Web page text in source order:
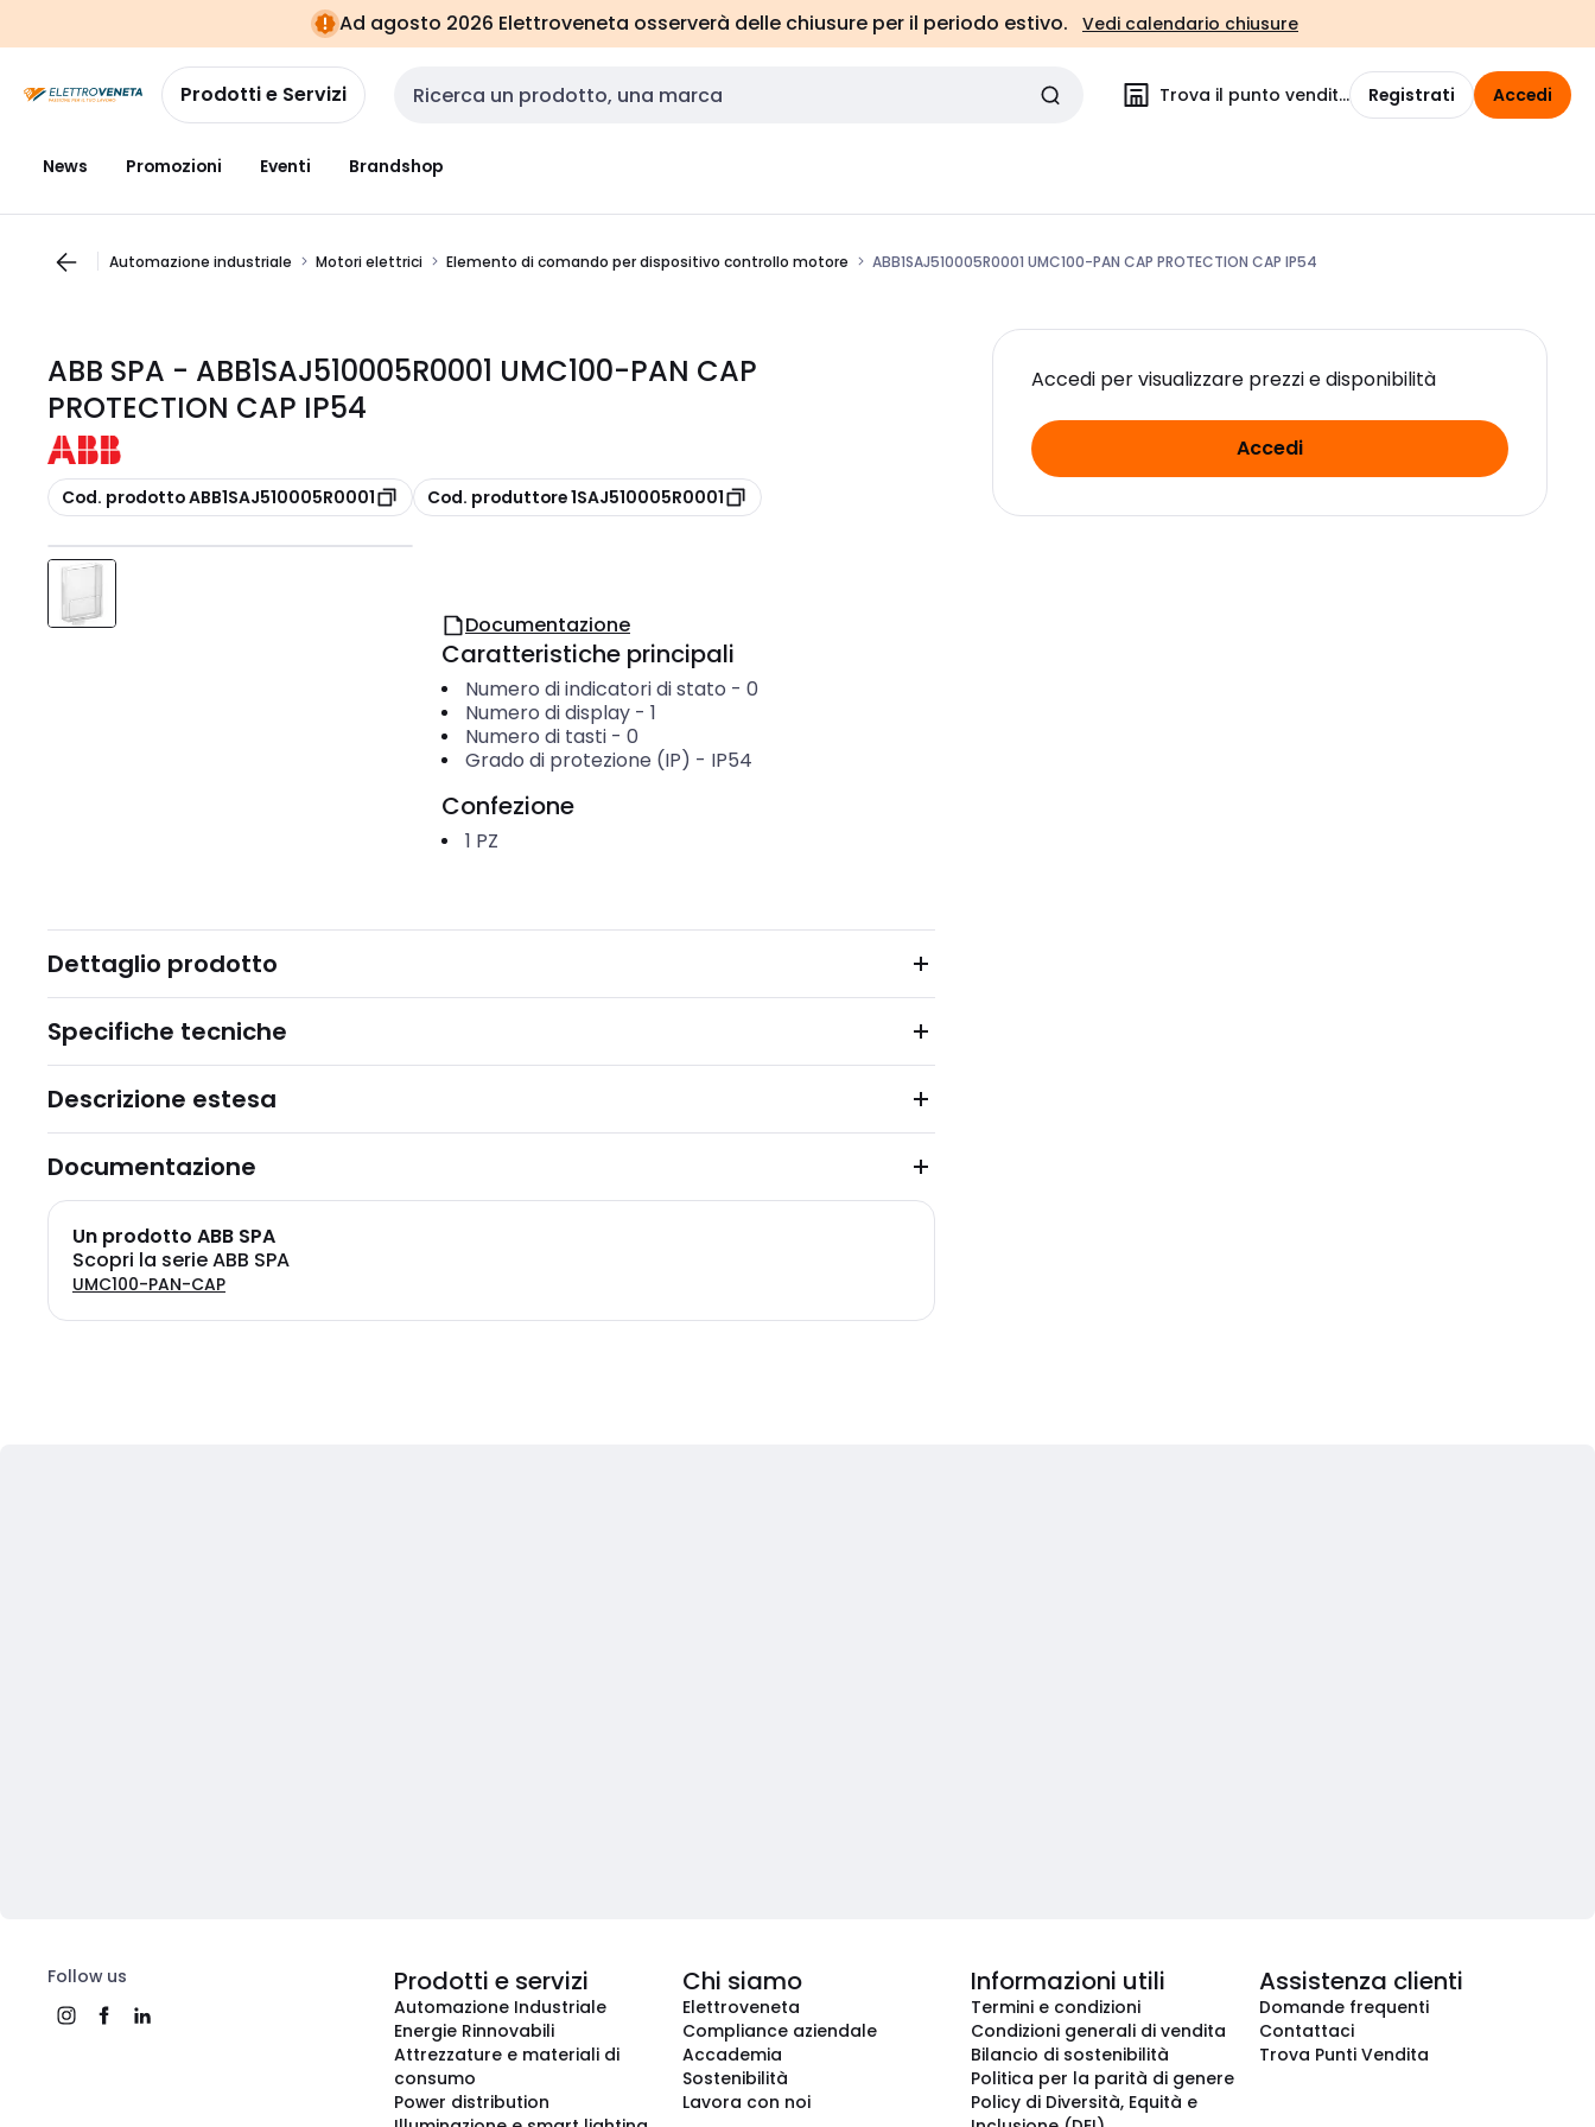
navigazionealla
pagina
Ad agosto 2026 Elettroveneta osserverà delle chiusure per il periodo estivo. Vedi calendario chiusure
Prodotti e Servizi Cerca input Trova il punto vendita Registrati Accedi
News Promozioni Eventi Brandshop
Automazione industriale Motori elettrici Elemento di comando per dispositivo controllo motore ABB1SAJ510005R0001 UMC100-PAN CAP PROTECTION CAP IP54
ABB SPA - ABB1SAJ510005R0001 UMC100-PAN CAP
PROTECTION CAP IP54
copia
Cod. prodotto ABB1SAJ510005R0001 copia
Cod. produttore 1SAJ510005R0001
Accedi per visualizzare prezzi e disponibilità
Accedi
Documentazione
Caratteristiche principali
Numero di indicatori di stato - 0
Numero di display- 1
Numero di tasti- 0
Grado di protezione (IP) - IP54
Confezione
1 PZ
Dettaglio prodotto
Specifiche tecniche
Descrizione estesa
Documentazione
Un prodotto ABB SPA
Scopri la serie ABB SPA
UMC100-PAN-CAP
Follow us Prodotti e servizi
Automazione Industriale
Energie Rinnovabili
Attrezzature e materiali di
consumo
Power distribution
Chi siamo
Elettroveneta
Compliance aziendale
Accademia
Sostenibilità
Lavora con noi
Informazioni utili
Termini e condizioni
Condizioni generali di vendita
Bilancio di sostenibilità
Politica per la parità di genere
Policy di Diversità, Equità e
Assistenza clienti
Domande frequenti
Contattaci
Trova Punti Vendita